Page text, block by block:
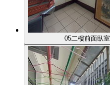
05二樓前面臥室